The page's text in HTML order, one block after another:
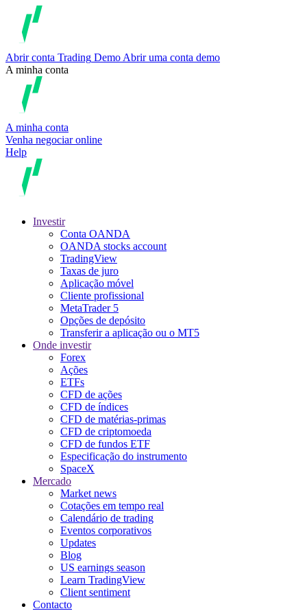
Abrir conta Trading Demo Abrir uma conta demo
A minha conta
A minha conta
Venha negociar online
Help
Investir
Conta OANDA
OANDA stocks account
TradingView
Taxas de juro
Aplicação móvel
Cliente profissional
MetaTrader 5
Opções de depósito
Transferir a aplicação ou o MT5
Onde investir
Forex
Ações
ETFs
CFD de ações
CFD de índices
CFD de matérias-primas
CFD de criptomoeda
CFD de fundos ETF
Especificação do instrumento
SpaceX
Mercado
Market news
Cotações em tempo real
Calendário de trading
Eventos corporativos
Updates
Blog
US earnings season
Learn TradingView
Client sentiment
Contacto